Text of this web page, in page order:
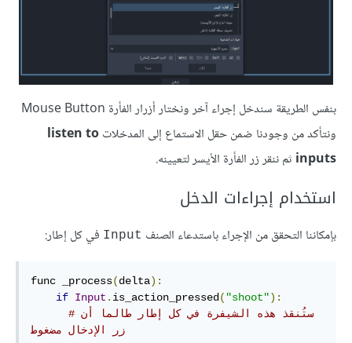
بنفس الطريقة سندخل إجراء آخر ونختار أزرار الفأرة Mouse Button
ونتأكد من وجودنا ضمن حقل الاستماع إلى المدخلاتlisten to
inputs ثم ننقر زر الفأرة اﻷيسر لتعيينه.
استخدام إجراءات الدخل
بإمكاننا التحقق من اﻹجراء باستدعاء الصنف Input في كل إطار:
func _process(delta):
if Input . is_action_pressed ( "shoot"):
#ستُنقذ هذه الشيفرة في كل إطار طالما أن
زر اﻹدخال مضغوط